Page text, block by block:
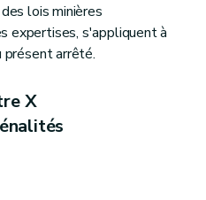
lois minières
expertises, s'appliquent à
arrêté.
X